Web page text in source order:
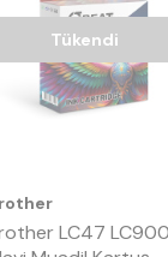
Tükendi
LC47 LC900